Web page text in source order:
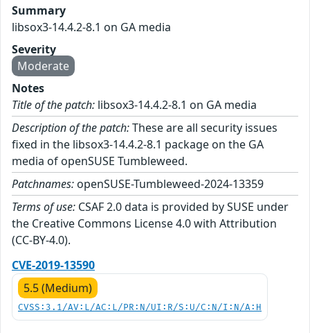
Summary
libsox3-14.4.2-8.1 on GA media
Severity
Moderate
Notes
Title of the patch: libsox3-14.4.2-8.1 on GA media
Description of the patch:These are all security issues
fixed in the libsox3-14.4.2-8.1 package on the GA
media of openSUSE Tumbleweed.
Patchnames: openSUSE-Tumbleweed-2024-13359
Terms of use: CSAF 2.0 data is provided by SUSE under
the Creative Commons License 4.0 with Attribution
(CC-BY-4.0).
CVE-2019-13590
5.5 (Medium)
CVSS:3.1/AV:L/AC:L/PR:N/UI:R/S:U/C:N/I:N/A:H